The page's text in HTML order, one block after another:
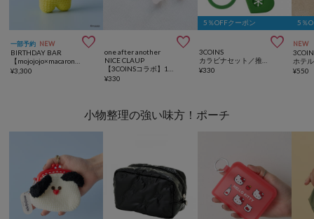
一部予約 NEW 
BIRTHDAY BAR
¥3,300

one after another
NICE CLAUP
¥330
5％OFFクーポン

3COINS
¥330
5％
NEW
ホテ
¥550
小物整理の強い味方！ポーチ